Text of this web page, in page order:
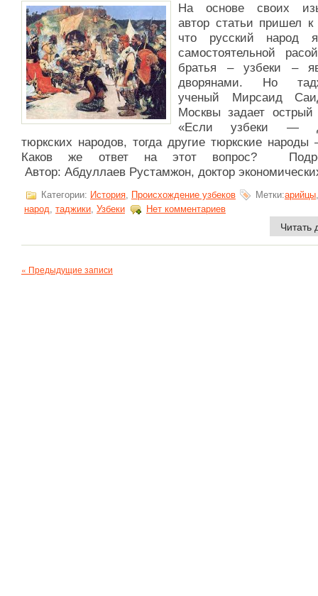
На основе своих
автор статьи пришел к
что русский народ
самостоятельной
братья – узбеки –
дворянами. Но
ученый Мирсаид
Москвы задает острый
«Если узбеки —
тюркских народов, тогда другие тюркские народы
Каков же ответ на этот вопрос?
Автор: Абдуллаев Рустамжон, доктор
Категории: История Происхождение узбеков Метки:арийцы
народ, таджики, Узбеки Нет комментариев
Читать
« Предыдущие записи